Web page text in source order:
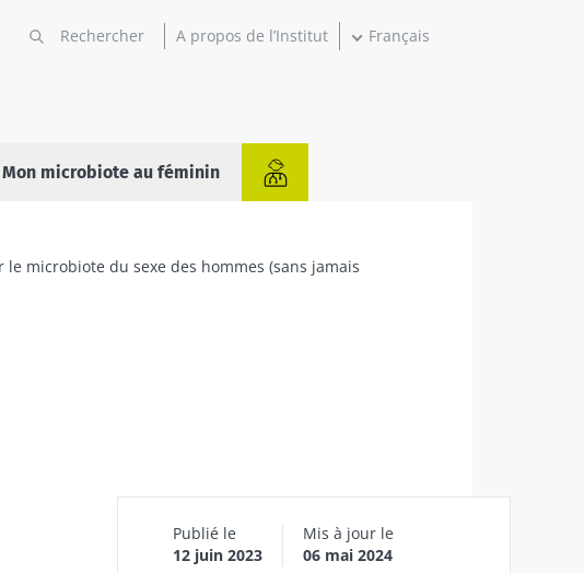
A propos de l’Institut Français
Mon microbiote au féminin
microbiote du sexe des hommes (sans jamais
Publié le
12 juin 2023
Mis à jour le
06 mai 2024